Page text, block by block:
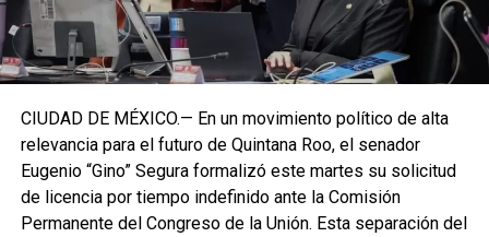
CIUDAD DE MÉXICO.— En un movimiento político de alta
relevancia para el futuro de Quintana Roo, el senador
Eugenio “Gino” Segura formalizó este martes su solicitud
de licencia por tiempo indefinido ante la Comisión
Permanente del Congreso de la Unión. Esta separación del